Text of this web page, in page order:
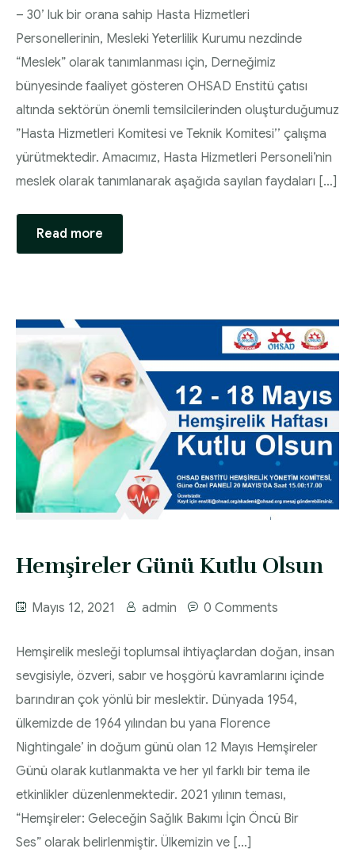
– 30’ luk bir orana sahip Hasta Hizmetleri
Personellerinin, Mesleki Yeterlilik Kurumu nezdinde
“Meslek” olarak tanımlanması için, Derneğimiz
bünyesinde faaliyet gösteren OHSAD Enstitü çatısı
altında sektörün önemli temsilcilerinden oluşturduğumuz
”Hasta Hizmetleri Komitesi ve Teknik Komitesi’’ çalışma
yürütmektedir. Amacımız, Hasta Hizmetleri Personeli’nin
meslek olarak tanımlanarak aşağıda sayılan faydaları […]
Read more
Hemşireler Günü Kutlu Olsun
Mayıs 12, 2021 admin 0 Comments
Hemşirelik mesleği toplumsal ihtiyaçlardan doğan, insan
sevgisiyle, özveri, sabır ve hoşgörü kavramlarını içinde
barındıran çok yönlü bir meslektir. Dünyada 1954,
ülkemizde de 1964 yılından bu yana Florence
Nightingale’ in doğum günü olan 12 Mayıs Hemşireler
Günü olarak kutlanmakta ve her yıl farklı bir tema ile
etkinlikler düzenlenmektedir. 2021 yılının teması,
“Hemşireler: Geleceğin Sağlık Bakımı İçin Öncü Bir
Ses” olarak belirlenmiştir. Ülkemizin ve […]